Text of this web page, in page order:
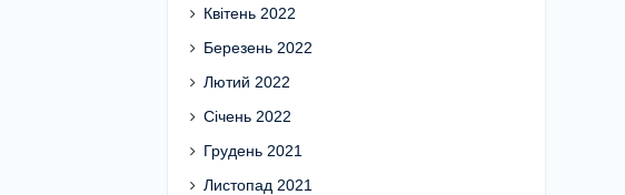
Квітень 2022
Березень 2022
Лютий 2022
Січень 2022
Грудень 2021
Листопад 2021